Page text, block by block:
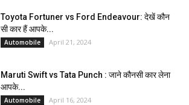
Toyota Fortuner vs Ford Endeavour: देखें कौन
सी कार हैं आपके...
Automobile April 21, 2024
Maruti Swift vs Tata Punch : जाने कौनसी कार लेना
आपके...
Automobile April 16, 2024